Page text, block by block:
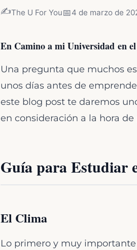
✍️The U For You📅4 de marzo de
En Camino a mi Universidad en
Una pregunta que muchos
unos días antes de
este blog post te daremos
en consideración a la hora
Guía para Estudiar
El Clima
Lo primero y muy